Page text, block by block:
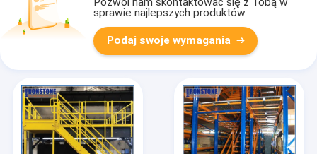
sprawie najlepszych produktów.
Podaj swoje wymagania